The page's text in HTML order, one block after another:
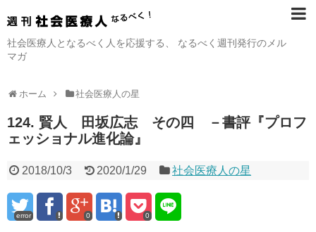
社会医療人となるべく人を応援する、 なるべく週刊発行のメル
マガ
ホーム 社会医療人の星
124. 賢人 田坂広志 その四 －書評『プロフ
ェッショナル進化論』
2018/10/3 2020/1/29 社会医療人の星
error 0 0